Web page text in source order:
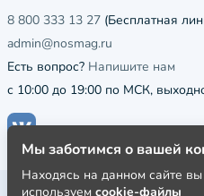
8 800 333 13 27 (Бесплатная
admin@nosmag.ru
Есть вопрос? Напишите нам
с 10:00 до 19:00 по МСК,
Публичная оферта
Мы заботимся о вашей
Находясь на данном сайте
используем cookie-файлы